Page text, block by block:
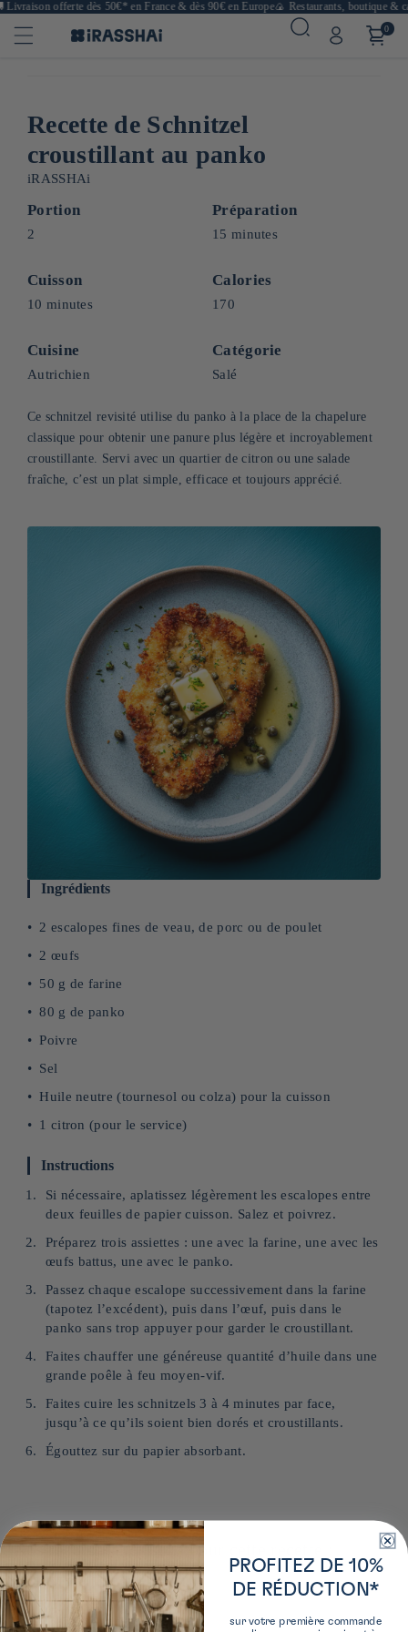
offerte dès 50€* en France & dès 90€ en Europe🍙 Restaurants, boutique &
0
Recette de Schnitzel
croustillant au panko
iRASSHAi
Portion
2
Préparation
15 minutes
Cuisson
10 minutes
Calories
170
Cuisine
Autrichien
Catégorie
Salé
Ce schnitzel revisité utilise du panko à la place de la chapelure
classique pour obtenir une panure plus légère et incroyablement
croustillante. Servi avec un quartier de citron ou une salade
fraîche, c’est un plat simple, efficace et toujours apprécié.
Ingrédients
2 escalopes fines de veau, de porc ou de poulet
2 œufs
50 g de farine
80 g de panko
Poivre
Sel
Huile neutre (tournesol ou colza) pour la cuisson
1 citron (pour le service)
Instructions
Si nécessaire, aplatissez légèrement les escalopes entre
deux feuilles de papier cuisson. Salez et poivrez.
Préparez trois assiettes : une avec la farine, une avec les
œufs battus, une avec le panko.
Passez chaque escalope successivement dans la farine
(tapotez l’excédent), puis dans l’œuf, puis dans le
panko sans trop appuyer pour garder le croustillant.
Faites chauffer une généreuse quantité d’huile dans une
grande poêle à feu moyen-vif.
Faites cuire les schnitzels 3 à 4 minutes par face,
jusqu’à ce qu’ils soient bien dorés et croustillants.
Égouttez sur du papier absorbant.
Nos recommandations pour cette recette :
PROFITEZ DE 10%
DE RÉDUCTION*
sur votre première commande